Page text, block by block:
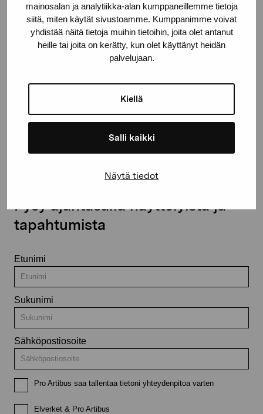
mainosalan ja analytiikka-alan kumppaneillemme tietoja
siitä, miten käytät sivustoamme. Kumppanimme voivat
yhdistää näitä tietoja muihin tietoihin, joita olet antanut
heille tai joita on kerätty, kun olet käyttänyt heidän
palvelujaan.
Kiellä
Salli kaikki
Näytä tiedot
Kustaa Vaasan katu 11
10600 Tammisaari
proartibus@proartibus.fi
Pysy ajantasalla näyttelyistä ja
tapahtumista
Etunimi
Sukunimi
Sähköpostiosoite
Pro Artibus saa tallentaa tietoni yhteydenpitoa varten
Elverket & Pro Artibus